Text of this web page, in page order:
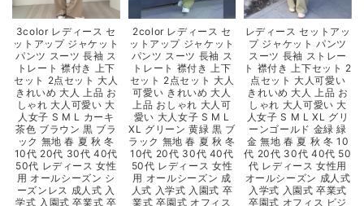
3color レディース セ
ットアップ ジャケット
パンツ スーツ 長袖 ス
トレート 襟付き 上下
セット 2点セット 大人
きれいめ 大人 上品 お
しゃれ 大人可愛い 大
人女子 S M L カーキ
茶色 ブラウン 黒 ブラ
ック 無地 春 夏 秋 冬
10代 20代 30代 40代
50代 レディース 女性
用 オールシーズン シ
ーズンレス 成人式 入
学式 入園式 卒業式 卒
2color レディース セ
ットアップ ジャケット
パンツ スーツ 長袖 ス
トレート 襟付き 上下
セット 2点セット 大人
可愛い きれいめ 大人
上品 おしゃれ 大人可
愛い 大人女子 S M L
XL グリーン 黄緑 黒 ブ
ラック 無地 春 夏 秋 冬
10代 20代 30代 40代
50代 レディース 女性
用 オールシーズン 成
人式 入学式 入園式 卒
業式 卒園式 オフィス
レディース セットアッ
プ ジャケット パンツ
スーツ 長袖 ストレー
ト 襟付き 上下セット 2
点セット 大人可愛い
きれいめ 大人 上品 お
しゃれ 大人可愛い 大
人女子 S M L XL グリ
ーンゴールド 金緑 緑
金 無地 春 夏 秋 冬 10
代 20代 30代 40代 50
代 レディース 女性用
オールシーズン 成人式
入学式 入園式 卒業式
卒園式 オフィス ビジ